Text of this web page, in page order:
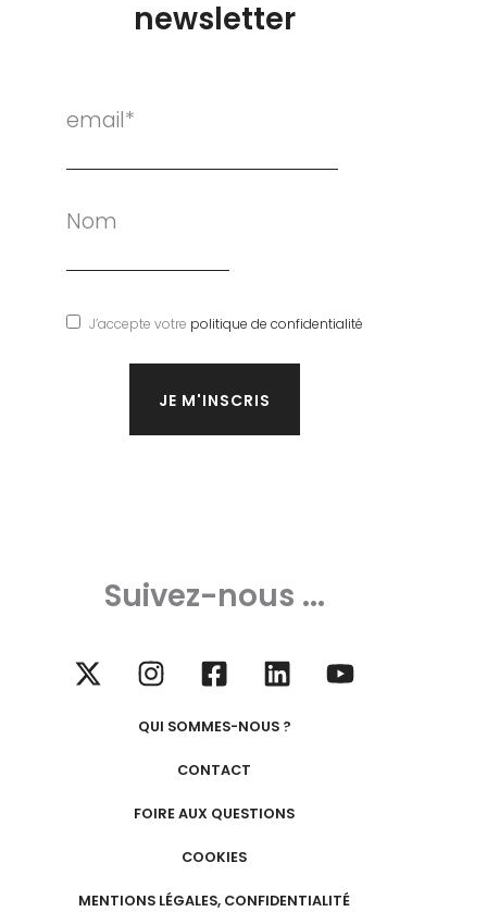
newsletter
email*
Nom
J’accepte votre politique de confidentialité
Suivez-nous ...
QUI SOMMES-NOUS ?
CONTACT
FOIRE AUX QUESTIONS
COOKIES
MENTIONS LÉGALES, CONFIDENTIALITÉ